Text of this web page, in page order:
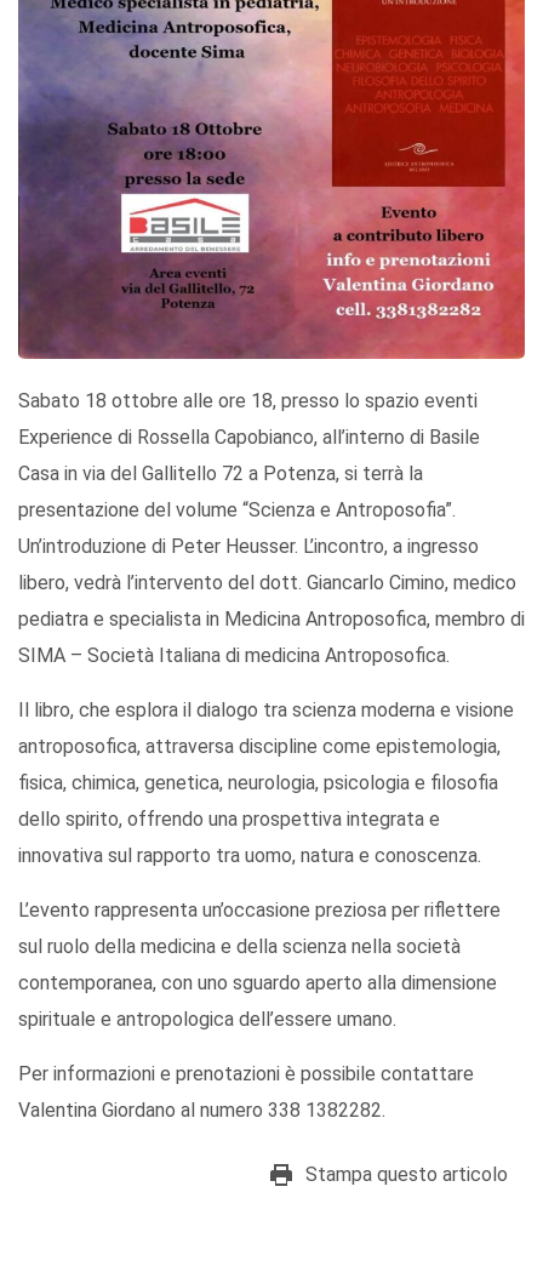
Sabato 18 ottobre alle ore 18, presso lo spazio eventi
Experience di Rossella Capobianco, all’interno di Basile
Casa in via del Gallitello 72 a Potenza, si terrà la
presentazione del volume “Scienza e Antroposofia”.
Un’introduzione di Peter Heusser. L’incontro, a ingresso
libero, vedrà l’intervento del dott. Giancarlo Cimino, medico
pediatra e specialista in Medicina Antroposofica, membro di
SIMA – Società Italiana di medicina Antroposofica.
Il libro, che esplora il dialogo tra scienza moderna e visione
antroposofica, attraversa discipline come epistemologia,
fisica, chimica, genetica, neurologia, psicologia e filosofia
dello spirito, offrendo una prospettiva integrata e
innovativa sul rapporto tra uomo, natura e conoscenza.
L’evento rappresenta un’occasione preziosa per riflettere
sul ruolo della medicina e della scienza nella società
contemporanea, con uno sguardo aperto alla dimensione
spirituale e antropologica dell’essere umano.
Per informazioni e prenotazioni è possibile contattare
Valentina Giordano al numero 338 1382282.
Stampa questo articolo